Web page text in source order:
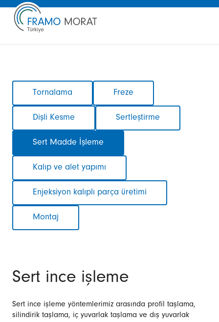
Tornalama Freze
Dişli Kesme Sertleştirme
Sert Madde İşleme
Kalıp ve alet yapımı
Enjeksiyon kalıplı parça üretimi
Montaj
Sert ince işleme
Sert ince işleme yöntemlerimiz arasında profil taşlama,
silindirik taşlama, iç yuvarlak taşlama ve dış yuvarlak